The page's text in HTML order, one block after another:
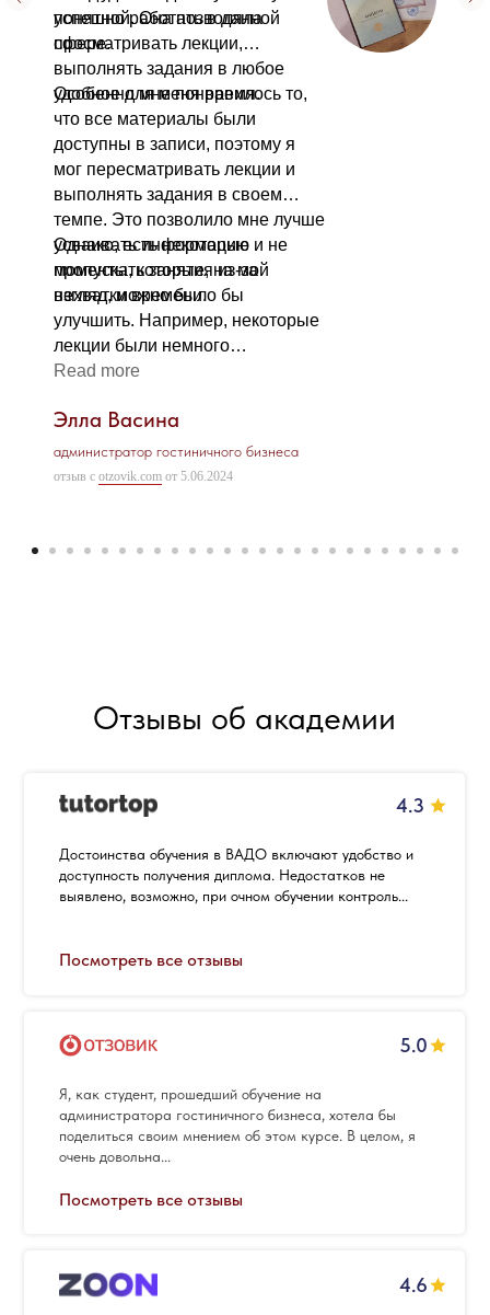
успешно работать в данной
сфере.
понятной. Она позволяла
просматривать лекции,
выполнять задания в любое
удобное для меня время.
Особенно мне понравилось то,
что все материалы были
доступны в записи, поэтому я
мог пересматривать лекции и
выполнять задания в своем
темпе. Это позволило мне лучше
усваивать информацию и не
пропускать занятия из-за
нехватки времени.
Однако, есть некоторые
моменты, которые, на мой
взгляд, можно было бы
улучшить. Например, некоторые
лекции были немного
затянутыми, и было сложно
протяжении всего занятия.
Read more
Элла Васина
администратор гостиничного бизнеса
отзыв с otzovik.com от 5.06.2024
Отзывы об академии
Посмотреть все отзывы
Я, как студент, прошедший обучение на
администратора гостиничного бизнеса, хотела бы
поделиться своим мнением об этом курсе. В целом, я
очень довольна...
Посмотреть все отзывы
5.0
Достоинства обучения в ВАДО включают удобство и
доступность получения диплома. Недостатков не
выявлено, возможно, при очном обучении контроль...
4.3
4.6